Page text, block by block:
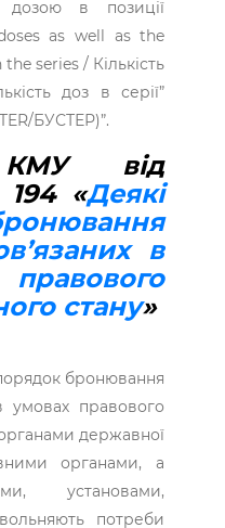
дозою в позиції
as well as the
series / Кількість
доз в серії”
БУСТЕР)”.
КМУ від
«Деякі
в
стану»
бронювання
умовах правового
державної
органами, а
установами,
потреби